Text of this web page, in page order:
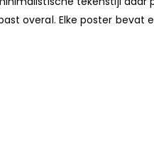
overal. Elke poster